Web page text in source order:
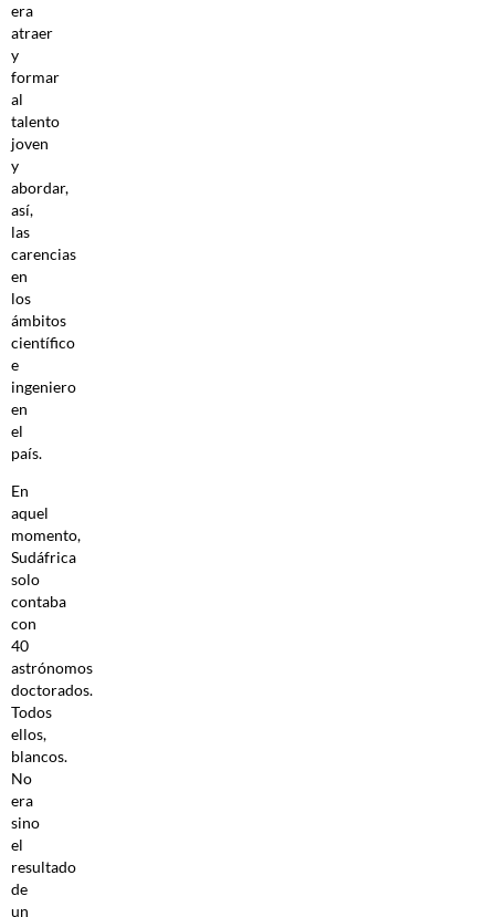
era
atraer
y
formar
al
talento
joven
y
abordar,
así,
las
carencias
en
los
ámbitos
científico
e
ingeniero
en
el
país.
En
aquel
momento,
Sudáfrica
solo
contaba
con
40
astrónomos
doctorados.
Todos
ellos,
blancos.
No
era
sino
el
resultado
de
un